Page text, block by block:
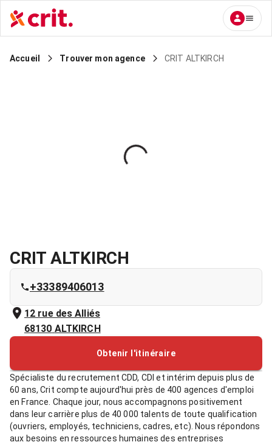
Accueil Trouver mon agence CRIT ALTKIRCH
CRIT ALTKIRCH
+33389406013
12 rue des Alliés
68130 ALTKIRCH
Obtenir l'itinéraire
Spécialiste du recrutement CDD, CDI et intérim depuis plus de
60 ans, Crit compte aujourd'hui près de 400 agences d'emploi
en France. Chaque jour, nous accompagnons positivement
dans leur carrière plus de 40 000 talents de toute qualification
(ouvriers, employés, techniciens, cadres, etc). Nous répondons
aux besoins en ressources humaines des entreprises